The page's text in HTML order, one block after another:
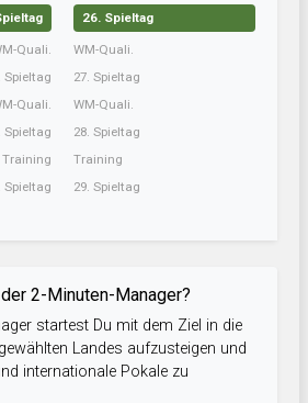
Quali.
Spieltag
Quali.
Spieltag
Training
Spieltag
26. Spieltag
WM-Quali.
27. Spieltag
WM-Quali.
28. Spieltag
Training
29. Spieltag
2-Minuten-Manager?
startest Du mit dem Ziel in die
Landes aufzusteigen und
internationale Pokale zu